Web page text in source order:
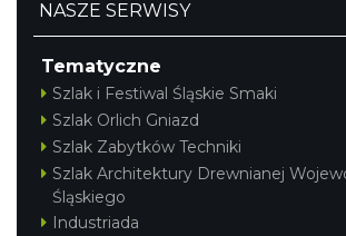
NASZE SERWISY
Tematyczne
Szlak i Festiwal Śląskie Smaki
Szlak Orlich Gniazd
Szlak Zabytków Techniki
Szlak Architektury Drewnianej
Śląskiego
Industriada